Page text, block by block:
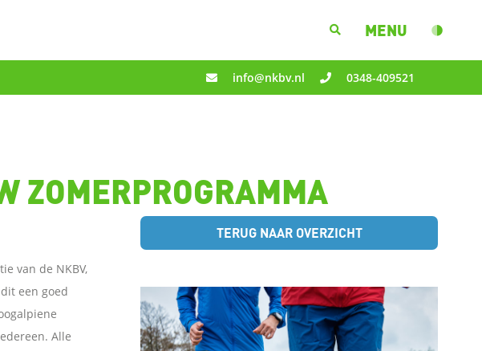
MENU
info@nkbv.nl 0348-409521
ZOMERPROGRAMMA
van de NKBV,
een goed
Alle
TERUG NAAR OVERZICHT